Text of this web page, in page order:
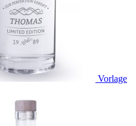
Vorlage